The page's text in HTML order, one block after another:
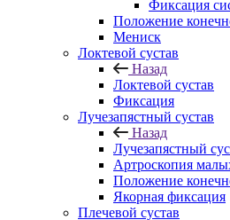
Фиксация
Положение
Мениск
Локтевой сустав
Назад
Локтевой сустав
Фиксация
Лучезапястный сустав
Назад
Лучезапястный
Артроскопия
Положение
Якорная фиксация
Плечевой сустав